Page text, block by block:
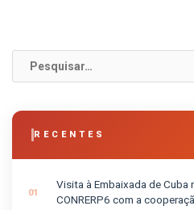
Pesquisar
RECENTES
Visita à Embaixada de
CONRERP6 com a